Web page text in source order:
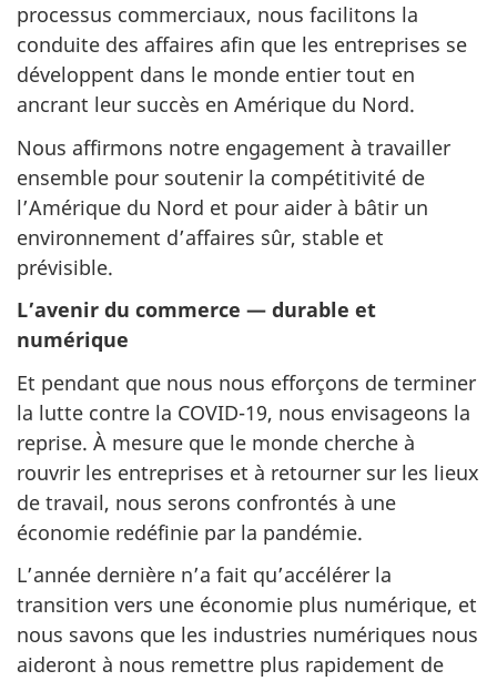
processus commerciaux, nous facilitons la
conduite des affaires afin que les entreprises se
développent dans le monde entier tout en
ancrant leur succès en Amérique du Nord.
Nous affirmons notre engagement à travailler
ensemble pour soutenir la compétitivité de
l’Amérique du Nord et pour aider à bâtir un
environnement d’affaires sûr, stable et
prévisible.
L’avenir du commerce — durable et
numérique
Et pendant que nous nous efforçons de terminer
la lutte contre la COVID-19, nous envisageons la
reprise. À mesure que le monde cherche à
rouvrir les entreprises et à retourner sur les lieux
de travail, nous serons confrontés à une
économie redéfinie par la pandémie.
L’année dernière n’a fait qu’accélérer la
transition vers une économie plus numérique, et
nous savons que les industries numériques nous
aideront à nous remettre plus rapidement de